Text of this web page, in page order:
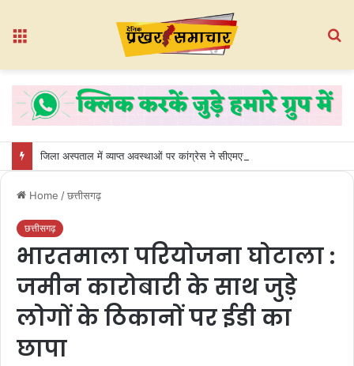
Home /छत्तीसगढ़
छत्तीसगढ़
भारतमाला परियोजना घोटाला :
जमीन कारोबारी के साथ जुड़े
लोगों के ठिकानों पर ईडी का
छापा